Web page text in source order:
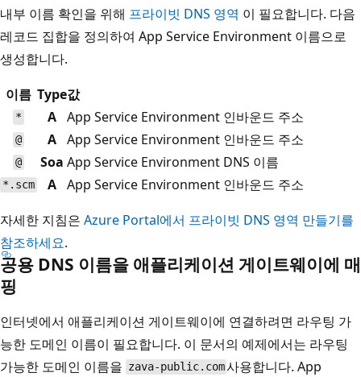
내부 이름 확인을 위해 프라이빗 DNS 영역 이 필요합니다. 다음
레코드 집합을 정의하여 App Service Environment 이름으로
생성합니다.
이름 Type값
* A App Service Environment 인바운드 주소
@ A App Service Environment 인바운드 주소
@ Soa App Service Environment DNS 이름
*.scm A App Service Environment 인바운드 주소
자세한 지침은 Azure Portal에서 프라이빗 DNS 영역 만들기를
참조하세요.
공용 DNS 이름을 애플리케이션 게이트웨이에 매
핑
인터넷에서 애플리케이션 게이트웨이에 연결하려면 라우팅 가
능한 도메인 이름이 필요합니다. 이 문서의 예제에서는 라우팅
가능한 도메인 이름을 zava-public.com사용합니다. App